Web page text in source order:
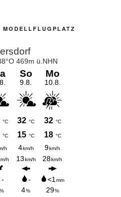
MODELLFLUGPLATZ